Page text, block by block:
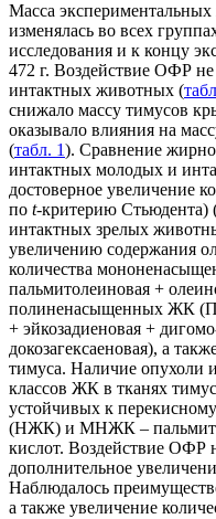
Масса
изменялась во всех
исследования и к концу
472 г. Воздействие ОФР
интактных животных (
снижало массу тимусов
оказывало влияния на
(табл. 1). Сравнение
интактных молодых и
достоверное увеличение
по t-критерию Стьюдента)
интактных зрелых
увеличению содержания
количества
пальмитолеиновая +
полиненасыщенных ЖК
+ эйкозадиеновая +
докозагексаеновая), а
тимуса. Наличие опухоли
классов ЖК в тканях
устойчивых к
(НЖК) и МНЖК –
кислот. Воздействие ОФР
дополнительное
Наблюдалось
а также увеличение